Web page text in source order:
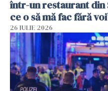
într-un restaurant din
ce o să mă fac fără
26 IULIE 2026